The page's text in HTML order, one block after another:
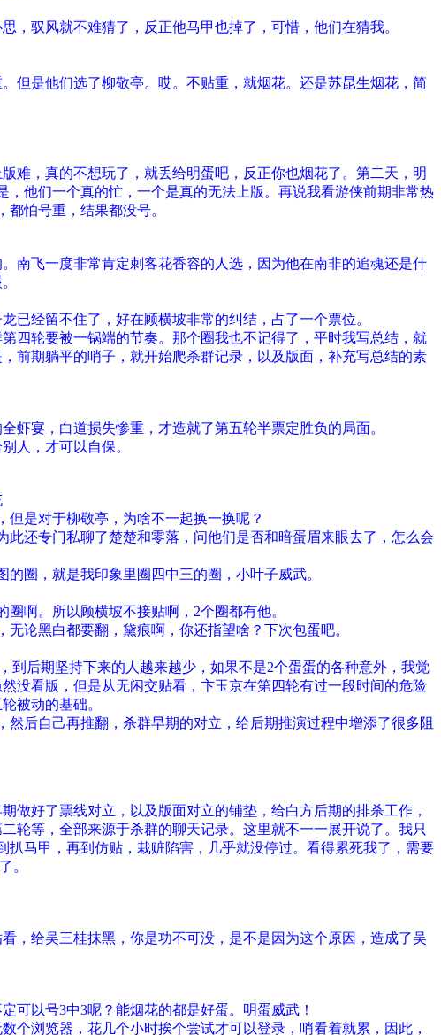
，驭风就不难猜了，反正他马甲也掉了，可惜，他们在猜我。
但是他们选了柳敬亭。哎。不贴重，就烟花。还是苏昆生烟花，简
难，真的不想玩了，就丢给明蛋吧，反正你也烟花了。第二天，明
他们一个真的忙，一个是真的无法上版。再说我看游侠前期非常热
怕号重，结果都没号。
南飞一度非常肯定刺客花香容的人选，因为他在南非的追魂还是什
已经留不住了，好在顾横坡非常的纠结，占了一个票位。
四轮要被一锅端的节奏。那个圈我也不记得了，平时我写总结，就
前期躺平的哨子，就开始爬杀群记录，以及版面，补充写总结的素
虾宴，白道损失惨重，才造就了第五轮半票定胜负的局面。
人，才可以自保。
是对于柳敬亭，为啥不一起换一换呢？
还专门私聊了楚楚和零落，问他们是否和暗蛋眉来眼去了，怎么会
圈，就是我印象里圈四中三的圈，小叶子威武。
啊。所以顾横坡不接贴啊，2个圈都有他。
论黑白都要翻，黛痕啊，你还指望啥？下次包蛋吧。
到后期坚持下来的人越来越少，如果不是2个蛋蛋的各种意外，我觉
没看版，但是从无闲交贴看，卞玉京在第四轮有过一段时间的危险
被动的基础。
后自己再推翻，杀群早期的对立，给后期推演过程中增添了很多阻
做好了票线对立，以及版面对立的铺垫，给白方后期的排杀工作，
轮等，全部来源于杀群的聊天记录。这里就不一一展开说了。我只
马甲，再到仿贴，栽赃陷害，几乎就没停过。看得累死我了，需要
。
，给吴三桂抹黑，你是功不可没，是不是因为这个原因，造成了吴
可以号3中3呢？能烟花的都是好蛋。明蛋威武！
个浏览器，花几个小时挨个尝试才可以登录，哨看着就累，因此，